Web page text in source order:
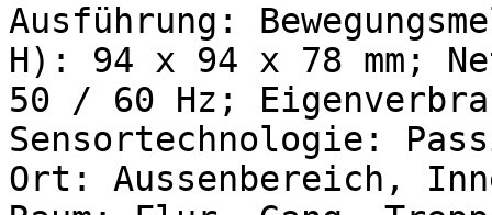
Ausführung:
H): 94 x 94 x 78 mm;
50 / 60 Hz;
Sensortechnologie:
Ort: Aussenbereich,